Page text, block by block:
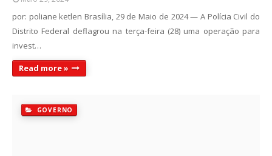
por: poliane ketlen Brasília, 29 de Maio de 2024 — A Polícia Civil do
Distrito Federal deflagrou na terça-feira (28) uma operação para
invest…
Read more »
GOVERNO